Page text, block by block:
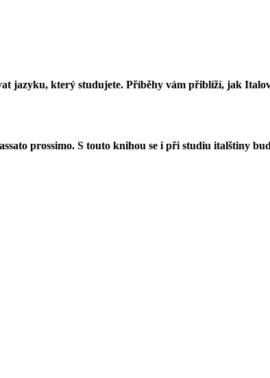
jazyku, který studujete. Příběhy vám přiblíží, jak
prossimo. S touto knihou se i při studiu italštiny